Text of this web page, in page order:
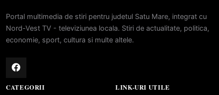
Portal multimedia de stiri pentru judetul Satu Mare, integrat cu
Nord-Vest TV - televiziunea locala. Stiri de actualitate, politica,
economie, sport, cultura si multe altele.
CATEGORII LINK-URI UTILE